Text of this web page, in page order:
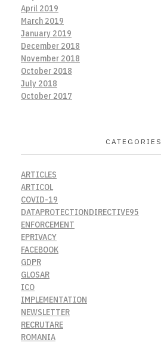
April 2019
March 2019
January 2019
December 2018
November 2018
October 2018
July 2018
October 2017
CATEGORIES
ARTICLES
ARTICOL
COVID-19
DATAPROTECTIONDIRECTIVE95
ENFORCEMENT
EPRIVACY
FACEBOOK
GDPR
GLOSAR
ICO
IMPLEMENTATION
NEWSLETTER
RECRUTARE
ROMANIA